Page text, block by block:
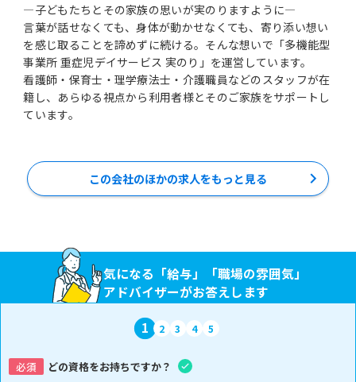
―子どもたちとその家族の思いが実のりますように―
言葉が話せなくても、身体が動かせなくても、寄り添い想い
を感じ取ることを諦めずに続ける。そんな想いで「多機能型
事業所 重症児デイサービス 実のり」を運営しています。
看護師・保育士・理学療法士・介護職員などのスタッフが在
籍し、あらゆる視点から利用者様とそのご家族をサポートし
ています。
この会社のほかの求人をもっと見る
気になる「給与」「職場の雰囲気」
アドバイザーがお答えします
1 2 3 4 5
必須 どの資格をお持ちですか？